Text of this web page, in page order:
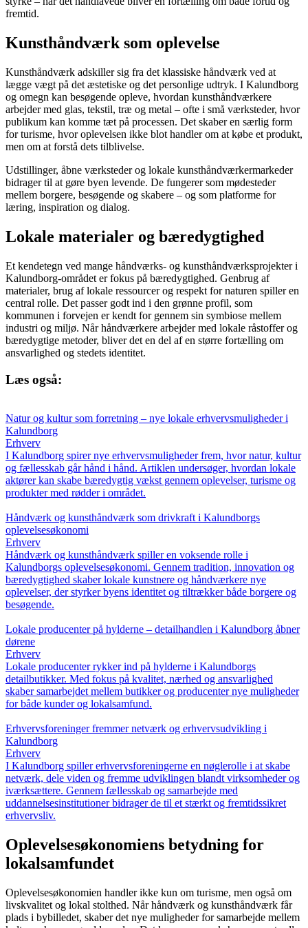
fremtid.
Kunsthåndværk som oplevelse
Kunsthåndværk adskiller sig fra det klassiske håndværk ved at
lægge vægt på det æstetiske og det personlige udtryk. I Kalundborg
og omegn kan besøgende opleve, hvordan kunsthåndværkere
arbejder med glas, tekstil, træ og metal – ofte i små værksteder, hvor
publikum kan komme tæt på processen. Det skaber en særlig form
for turisme, hvor oplevelsen ikke blot handler om at købe et produkt,
men om at forstå dets tilblivelse.
Udstillinger, åbne værksteder og lokale kunsthåndværkermarkeder
bidrager til at gøre byen levende. De fungerer som mødesteder
mellem borgere, besøgende og skabere – og som platforme for
læring, inspiration og dialog.
Lokale materialer og bæredygtighed
Et kendetegn ved mange håndværks- og kunsthåndværksprojekter i
Kalundborg-området er fokus på bæredygtighed. Genbrug af
materialer, brug af lokale ressourcer og respekt for naturen spiller en
central rolle. Det passer godt ind i den grønne profil, som
kommunen i forvejen er kendt for gennem sin symbiose mellem
industri og miljø. Når håndværkere arbejder med lokale råstoffer og
bæredygtige metoder, bliver det en del af en større fortælling om
ansvarlighed og stedets identitet.
Læs også:
Natur og kultur som forretning – nye lokale erhvervsmuligheder i
Kalundborg
Erhverv
I Kalundborg spirer nye erhvervsmuligheder frem, hvor natur, kultur
og fællesskab går hånd i hånd. Artiklen undersøger, hvordan lokale
aktører kan skabe bæredygtig vækst gennem oplevelser, turisme og
produkter med rødder i området.
Håndværk og kunsthåndværk som drivkraft i Kalundborgs
oplevelsesøkonomi
Erhverv
Håndværk og kunsthåndværk spiller en voksende rolle i
Kalundborgs oplevelsesøkonomi. Gennem tradition, innovation og
bæredygtighed skaber lokale kunstnere og håndværkere nye
oplevelser, der styrker byens identitet og tiltrækker både borgere og
besøgende.
Lokale producenter på hylderne – detailhandlen i Kalundborg åbner
dørene
Erhverv
Lokale producenter rykker ind på hylderne i Kalundborgs
detailbutikker. Med fokus på kvalitet, nærhed og ansvarlighed
skaber samarbejdet mellem butikker og producenter nye muligheder
for både kunder og lokalsamfund.
Erhvervsforeninger fremmer netværk og erhvervsudvikling i
Kalundborg
Erhverv
I Kalundborg spiller erhvervsforeningerne en nøglerolle i at skabe
netværk, dele viden og fremme udviklingen blandt virksomheder og
iværksættere. Gennem fællesskab og samarbejde med
uddannelsesinstitutioner bidrager de til et stærkt og fremtidssikret
erhvervsliv.
Oplevelsesøkonomiens betydning for
lokalsamfundet
Oplevelsesøkonomien handler ikke kun om turisme, men også om
livskvalitet og lokal stolthed. Når håndværk og kunsthåndværk får
plads i bybilledet, skaber det nye muligheder for samarbejde mellem